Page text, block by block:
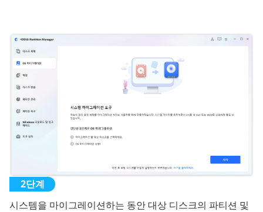
시스템을 마이그레이션하는 동안 대상 디스크의 파티션 및